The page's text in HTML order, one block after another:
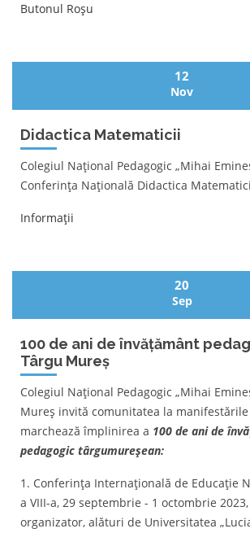
Butonul Roșu
12
Nov
Didactica Matematicii
Colegiul Național Pedagogic „Mihai
Conferința Națională Didactica
Informații
20
Sep
100 de ani de învățământ
Târgu Mureș
Colegiul Național Pedagogic „Mihai
Mureș invită comunitatea la
marchează împlinirea a 100 de ani de
pedagogic târgumureșean:
1. Conferința Internațională de Educație
a VIII-a, 29 septembrie - 1 octombrie
organizator, alături de Universitatea